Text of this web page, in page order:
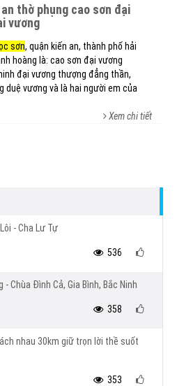
vương
sơn, quận kiến an, thành phố hải
hoàng là: cao sơn đại vương
đại vương thượng đẳng thần,
duệ vương và là hai người em của
Xem chi tiết
- Cha Lư Tự
536
- Chùa Đình Cả, Gia Bình, Bắc Ninh
358
nhau 30km giữ trọn lời thề suốt
353